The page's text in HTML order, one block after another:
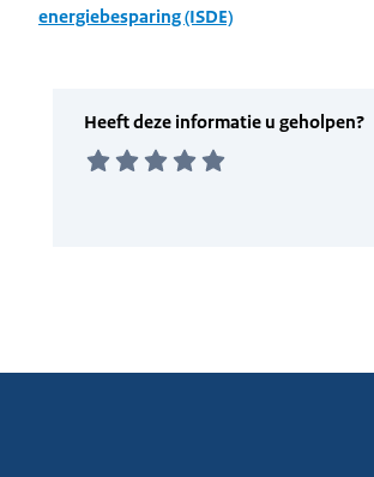
energiebesparing (ISDE)